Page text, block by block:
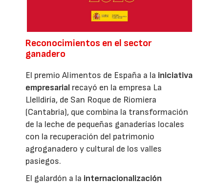
Reconocimientos en el sector
ganadero
El premio Alimentos de España a la iniciativa
empresarial recayó en la empresa La
Llelldiría, de San Roque de Riomiera
(Cantabria), que combina la transformación
de la leche de pequeñas ganaderías locales
con la recuperación del patrimonio
agroganadero y cultural de los valles
pasiegos.
El galardón a la internacionalización